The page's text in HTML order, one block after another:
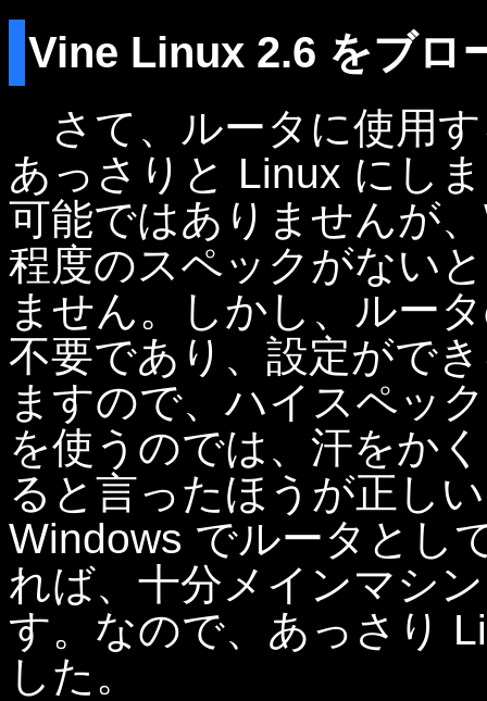
Vine Linux 2.6 をブロ
さて、ルータに使用
あっさりと Linux にし
可能ではありませんが
程度のスペックがない
ません。しかし、ルー
不要であり、設定がで
ますので、ハイスペッ
を使うのでは、汗をか
ると言ったほうが正し
Windows でルータとし
れば、十分メインマシ
す。なので、あっさり
した。